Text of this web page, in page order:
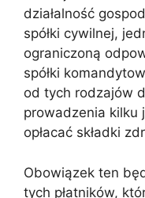
działalność
spółki cywilnej,
ograniczoną
spółki
od tych rodzajów
prowadzenia kilku
opłacać składki
Obowiązek ten
tych płatników,